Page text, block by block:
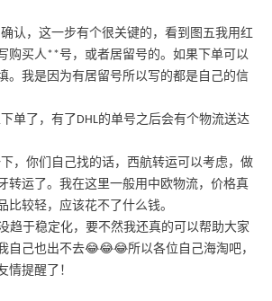
认，这一步有个很关键的，看到图五我用红
购买人**号，或者居留号的。如果下单可以
。我是因为有居留号所以写的都是自己的信
单了，有了DHL的单号之后会有个物流送达
，你们自己找的话，西航转运可以考虑，做
转运了。我在这里一般用中欧物流，价格真
比较轻，应该花不了什么钱。
趋于稳定化，要不然我还真的可以帮助大家
自己也出不去😂😂😂所以各位自己海淘吧，
情提醒了！